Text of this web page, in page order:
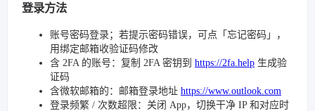
登录方法
账号密码登录；若提示密码错误，可点「忘记密码」，
用绑定邮箱收验证码修改
含 2FA 的账号：复制 2FA 密钥到 https://2fa.help 生成验
证码
含微软邮箱的：邮箱登录地址 https://www.outlook.com
登录频繁 / 次数超限：关闭 App，切换干净 IP 和对应时